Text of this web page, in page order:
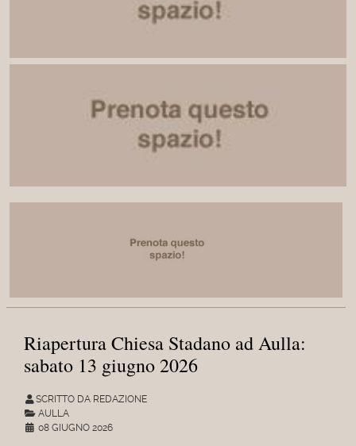
Riapertura Chiesa Stadano ad Aulla:
sabato 13 giugno 2026
SCRITTO DA REDAZIONE
AULLA
08 GIUGNO 2026